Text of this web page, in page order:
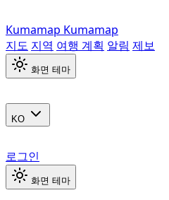
Kumamap Kumamap
지도 지역 여행 계획 알림 제보
화면 테마
KO
로그인
화면 테마